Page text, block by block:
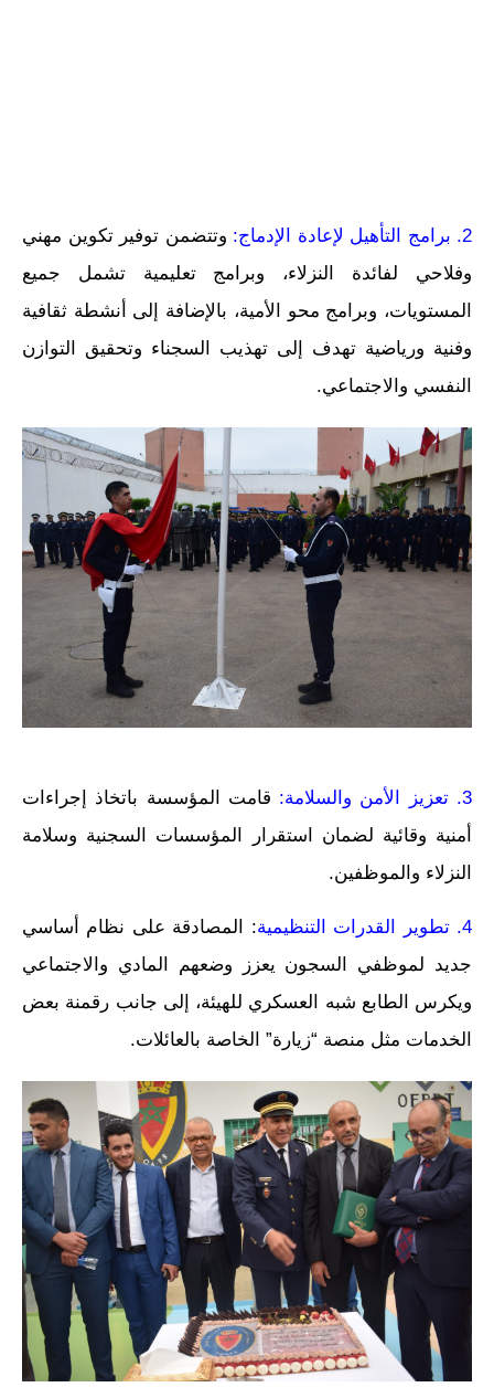
2. برامج التأهيل لإعادة الإدماج:
وتتضمن توفير تكوين مهني
وفلاحي لفائدة النزلاء، وبرامج تعليمية تشمل جميع
المستويات، وبرامج محو الأمية، بالإضافة إلى أنشطة ثقافية
وفنية ورياضية تهدف إلى تهذيب السجناء وتحقيق التوازن
النفسي والاجتماعي.
3. تعزيز الأمن والسلامة:
قامت المؤسسة باتخاذ إجراءات
أمنية وقائية لضمان استقرار المؤسسات السجنية وسلامة
النزلاء والموظفين.
4. تطوير القدرات التنظيمية
: المصادقة على نظام أساسي
جديد لموظفي السجون يعزز وضعهم المادي والاجتماعي
ويكرس الطابع شبه العسكري للهيئة، إلى جانب رقمنة بعض
الخدمات مثل منصة “زيارة” الخاصة بالعائلات.